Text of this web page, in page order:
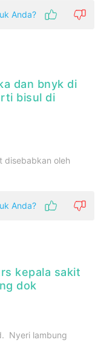
Anda?
dan bnyk di
bisul di
disebabkan oleh
Anda?
kepala sakit
dok
Nyeri lambung